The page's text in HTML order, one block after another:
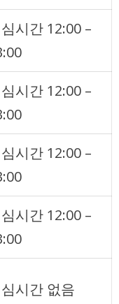
시간 12:00 –
시간 12:00 –
시간 12:00 –
시간 12:00 –
시간 없음